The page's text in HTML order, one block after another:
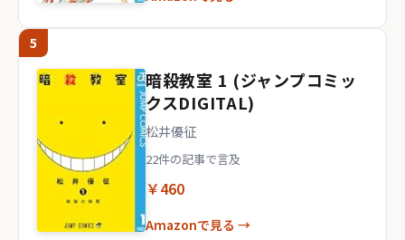
5
暗殺教室 1 (ジャンプコミッ
クスDIGITAL)
松井優征
22件の記事で言及
￥460
Amazonで見る →